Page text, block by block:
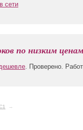
сети
по низким ценам
. Проверено.
→